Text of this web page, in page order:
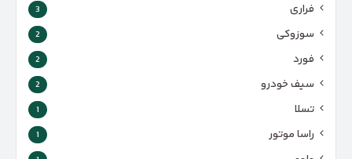
فراری 3
سوزوکی 2
فورد 2
سیف خودرو 2
تسلا 1
راسا موتور 1